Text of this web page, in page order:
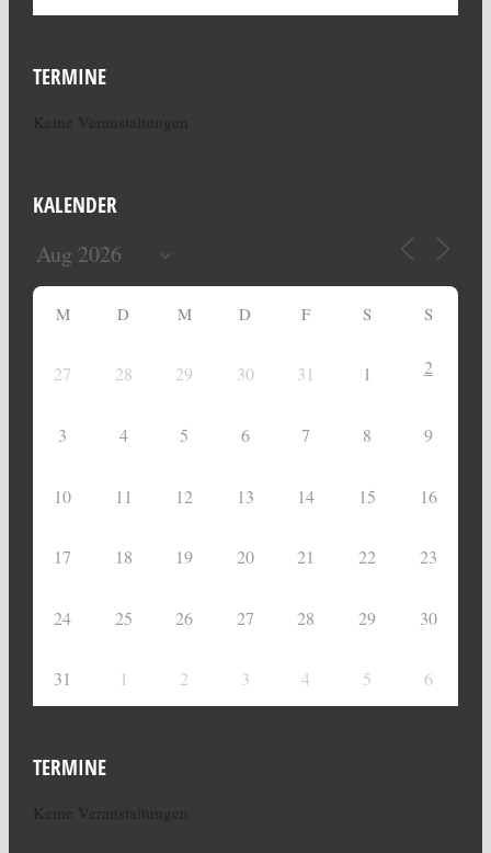
TERMINE
KALENDER
M D M D F S S
27 28 29 30 31 1 2
3 4 5 6 7 8 9
10 11 12 13 14 15 16
17 18 19 20 21 22 23
24 25 26 27 28 29 30
31 1 2 3 4 5 6
TERMINE